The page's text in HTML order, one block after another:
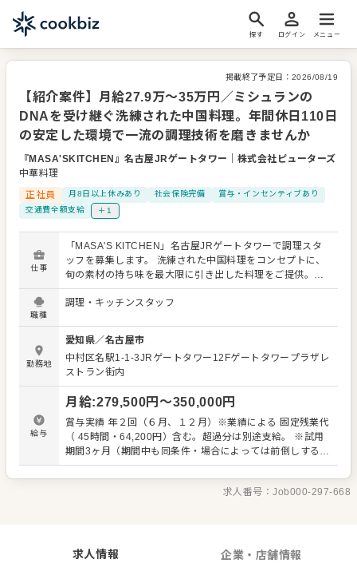
探す ログイン メニュー
掲載終了予定日： 2026/08/19
【紹介案件】月給27.9万～35万円／ミシュランの
DNAを受け継ぐ洗練された中国料理。年間休日110日
の安定した環境で一流の調理技術を磨きませんか
『MASA'SKITCHEN』名古屋JRゲートタワー
株式会社ピューターズ
中華料理
正社員
月8日以上休みあり 社会保険完備
賞与・インセンティブあり
交通費全額支給
＋1
仕事
「MASA'S KITCHEN」名古屋JRゲートタワーで調理スタ
ッフを募集します。 洗練された中国料理をコンセプトに、
旬の素材の持ち味を最大限に引き出した料理をご提供。
「本物の食」を追求し続けてきたクリエイティブ集団、株
式会社ピューターズ。一店一店に魂を込めた店創りを行
当店もそのDNAを色濃く受け継ぐ名店です。落ち着いた上
質な空間で、一流の調理技術を身につけたい方を募集いた
します。 具体的な業務内容は以下の通りです。 ・食材の仕
入れ、管理、仕込み ・各種調理、盛り付け、提供前の最終
チェック ・調理器具の管理、キッチン内の衛生管理 ・アル
バイト・パートスタッフへの調理指導 私たちは、職人が長
く健康に働き続けられる環境を重視しています。 ・年間休
日110日（月8〜10日休み） ・有給休暇の積極的な取得推
奨 ・福利厚生（ベネフィットステーション等） ・インフル
休数に加え、大手資本ならではの安心感がある福利厚生を
整えています。プライベートでのリフレッシュを大切にし
職種
調理・キッチンスタッフ
勤務地
愛知県／名古屋市
中村区名駅1-1-3JRゲートタワー12Fゲートタワープラザレ
ストラン街内
給与
月給:279,500円〜350,000円
賞与実績 年２回（６月、１２月）※業績による 固定残業代
（ 45時間・64,200円）含む。超過分は別途支給。 ※試用
期間3ヶ月（期間中も同条件・場合によっては前倒しする可
能性あり）
求人番号：Job000-297-668
求人情報 企業・店舗情報